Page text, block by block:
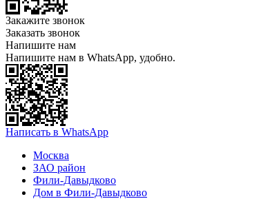
Закажите звонок
Заказать звонок
Напишите нам
Напишите нам в WhatsApp, удобно.
Написать в WhatsApp
Москва
ЗАО район
Фили-Давыдково
Дом в Фили-Давыдково